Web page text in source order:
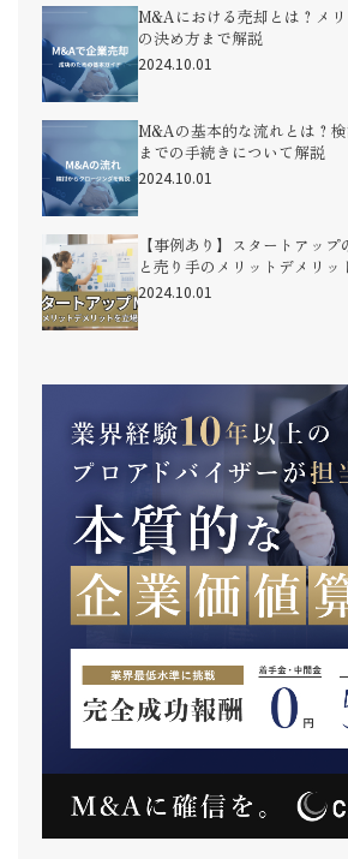
M&Aにおける売却とは？メ
の決め方まで解説
2024.10.01
M&Aの基本的な流れとは？
までの手続きについて解説
2024.10.01
【事例あり】スタートアッ
と売り手のメリットデメリッ
2024.10.01